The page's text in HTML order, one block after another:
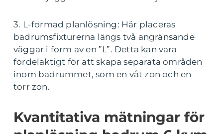
3. L-formad planlösning: Här placeras
badrumsfixturerna längs två angränsande
väggar i form av en ”L”. Detta kan vara
fördelaktigt för att skapa separata områden
inom badrummet, som en våt zon och en
torr zon.
Kvantitativa mätningar för